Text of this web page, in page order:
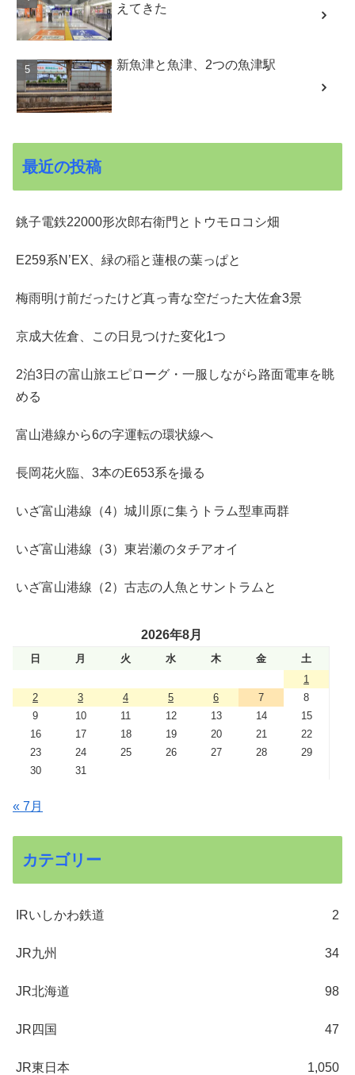
えてきた
新魚津と魚津、2つの魚津駅
最近の投稿
銚子電鉄22000形次郎右衛門とトウモロコシ畑
E259系N’EX、緑の稲と蓮根の葉っぱと
梅雨明け前だったけど真っ青な空だった大佐倉3景
京成大佐倉、この日見つけた変化1つ
2泊3日の富山旅エピローグ・一服しながら路面電車を眺
める
富山港線から6の字運転の環状線へ
長岡花火臨、3本のE653系を撮る
いざ富山港線（4）城川原に集うトラム型車両群
いざ富山港線（3）東岩瀬のタチアオイ
いざ富山港線（2）古志の人魚とサントラムと
2026年8月
日 月 火 水 木 金
土
1
2
3 4 5 6 7
8
9
10 11 12 13 14
15
16
17 18 19 20 21
22
23
24 25 26 27 28
29
30
31
« 7月
カテゴリー
IRいしかわ鉄道 2
JR九州 34
JR北海道 98
JR四国 47
JR東日本 1,050